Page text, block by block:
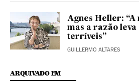
Agnes Heller: “A
mas a razão leva
terríveis”
GUILLERMO ALTARES
ARQUIVADO EM